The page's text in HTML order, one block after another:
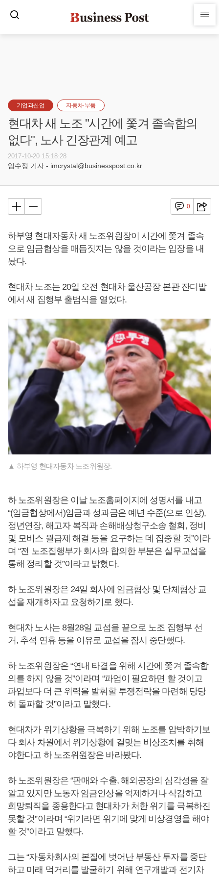
기업과산업 자동차·부품
현대차 새 노조 "시간에 쫓겨 졸속합의
없다", 노사 긴장관계 예고
2017-10-20 15:18:28
임수정 기자 - imcrystal@businesspost.co.kr
0
하부영 현대자동차 새 노조위원장이 시간에 쫓겨 졸속
으로 임금협상을 매듭짓지는 않을 것이라는 입장을 내
놨다.
현대차 노조는 20일 오전 현대차 울산공장 본관 잔디밭
에서 새 집행부 출범식을 열었다.
▲ 하부영 현대자동차 노조위원장.
하 노조위원장은 이날 노조홈페이지에 성명서를 내고
“(임금협상에서)임금과 성과금은 예년 수준(으로 인상),
정년연장, 해고자 복직과 손해배상청구소송 철회, 정비
및 모비스 월급제 해결 등을 요구하는 데 집중할 것”이라
며 “전 노조집행부가 회사와 합의한 부분은 실무교섭을
통해 정리할 것”이라고 밝혔다.
하 노조위원장은 24일 회사에 임금협상 및 단체협상 교
섭을 재개하자고 요청하기로 했다.
현대차 노사는 8월28일 교섭을 끝으로 노조 집행부 선
거, 추석 연휴 등을 이유로 교섭을 잠시 중단했다.
하 노조위원장은 “연내 타결을 위해 시간에 쫓겨 졸속합
의를 하지 않을 것”이라며 “파업이 필요하면 할 것이고
파업보다 더 큰 위력을 발휘할 투쟁전략을 마련해 당당
히 돌파할 것”이라고 말했다.
현대차가 위기상황을 극복하기 위해 노조를 압박하기보
다 회사 차원에서 위기상황에 걸맞는 비상조치를 취해
야한다고 하 노조위원장은 바라봤다.
하 노조위원장은 “판매와 수출, 해외공장의 심각성을 잘
알고 있지만 노동자 임금인상을 억제하거나 삭감하고
희망퇴직을 종용한다고 현대차가 처한 위기를 극복하진
못할 것”이라며 “위기라면 위기에 맞게 비상경영을 해야
할 것”이라고 말했다.
그는 “자동차회사의 본질에 벗어난 부동산 투자를 중단
하고 미래 먹거리를 발굴하기 위해 연구개발과 전기차